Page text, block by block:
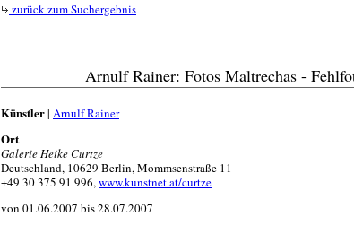
zurück zum Suchergebnis
Arnulf Rainer: Fotos Maltrechas -
Künstler| Arnulf Rainer
Ort
Galerie Heike Curtze
Deutschland, 10629 Berlin, Mommsenstraße 11
+49 30 375 91 996,www.kunstnet.at/curtze
von 01.06.2007 bis 28.07.2007